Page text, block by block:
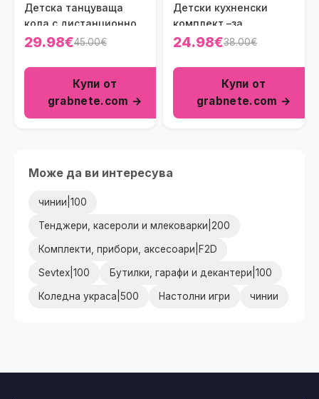
Детска танцуваща
кола с дистанционно
управление
29.98€45.00€
Купи от
grabnete.com →
Детски кухненски
комплект –за
приготвяне на пай
24.98€38.00€
Купи от
grabnete.com →
Може да ви интересува
чинии|100
Тенджери, касероли и млековарки|200
Комплекти, прибори, аксесоари|F2D
Sevtex|100 Бутилки, гарафи и декантери|100
Коледна украса|500 Настолни игри чинии